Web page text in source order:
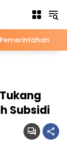
Pemerintahan
Subsidi